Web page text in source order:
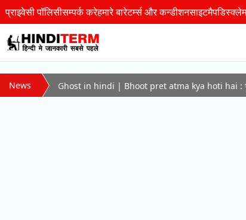
प्राइवेसी पॉलिसीसम्पर्क करेहमारे बारेटर्म्स और कन्डीशनसाइटमैप
News Ghost in hindi | Bhoot pret atma kya hoti hai : भूत